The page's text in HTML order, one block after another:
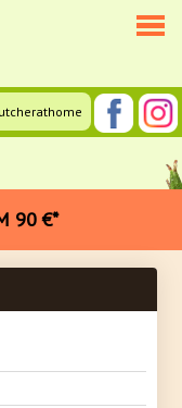
90 €*